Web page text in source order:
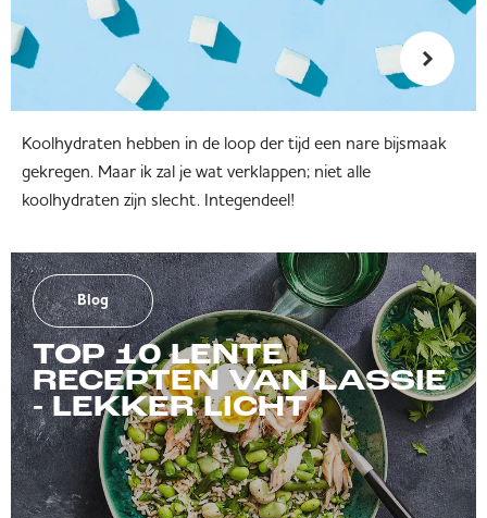
Koolhydraten hebben in de loop der tijd een nare bijsmaak
gekregen. Maar ik zal je wat verklappen; niet alle
koolhydraten zijn slecht. Integendeel!
Blog
TOP 10 LENTE
RECEPTEN VAN LASSIE
- LEKKER LICHT